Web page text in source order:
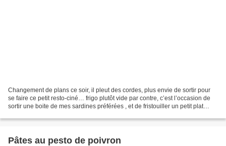
Changement de plans ce soir, il pleut des cordes, plus envie de sortir pour
se faire ce petit resto-ciné… frigo plutôt vide par contre, c’est l’occasion de
sortir une boite de mes sardines préférées , et de fristouiller un petit plat
Pâtes au pesto de poivron